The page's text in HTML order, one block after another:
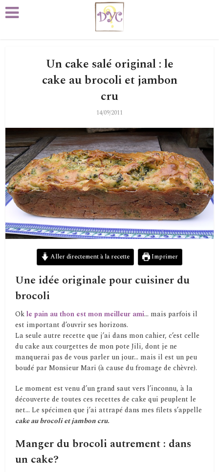
Un cake salé original : le
cake au brocoli et jambon
cru
14/09/2011
Aller directement à la recette Imprimer
Une idée originale pour cuisiner du
brocoli
Okle pain au thon est mon meilleur ami… mais parfois il
est important d’ouvrir ses horizons.
La seule autre recette que j’ai dans mon cahier, c’est celle
du cake aux courgettes de mon pote Jili, dont je ne
manquerai pas de vous parler un jour… mais il est un peu
boudé par Monsieur Mari (à cause du fromage de chèvre).
Le moment est venu d’un grand saut vers l’inconnu, à la
découverte de toutes ces recettes de cake qui peuplent le
net… Le spécimen que j’ai attrapé dans mes filets s’appelle
cake au brocoli et jambon cru.
Manger du brocoli autrement : dans
un cake?